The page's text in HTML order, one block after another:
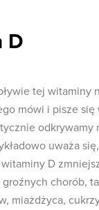
D
tej witaminy
mówi i pisze się
odkrywamy
uważa
D
chorób,
miażdżyca,